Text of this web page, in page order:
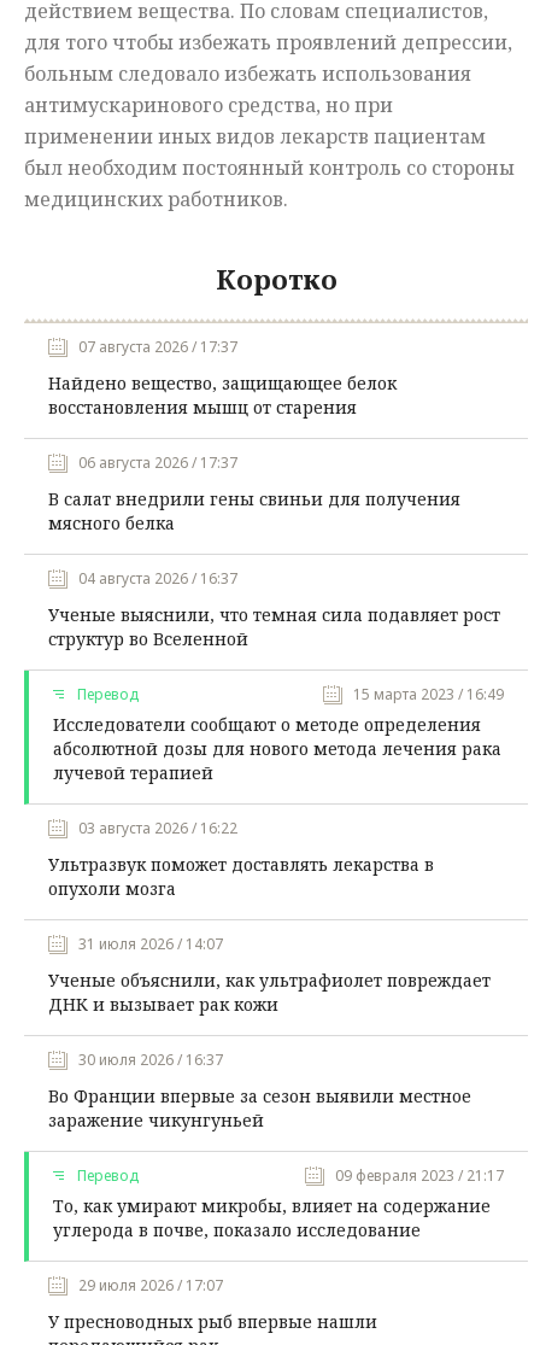
действием вещества. По словам специалистов,
для того чтобы избежать проявлений депрессии,
больным следовало избежать использования
антимускаринового средства, но при
применении иных видов лекарств пациентам
был необходим постоянный контроль со стороны
медицинских работников.
Коротко
07 августа 2026 / 17:37
Найдено вещество, защищающее белок
восстановления мышц от старения
06 августа 2026 / 17:37
В салат внедрили гены свиньи для получения
мясного белка
04 августа 2026 / 16:37
Ученые выяснили, что темная сила подавляет рост
структур во Вселенной
Перевод 15 марта 2023 / 16:49
Исследователи сообщают о методе определения
абсолютной дозы для нового метода лечения рака
лучевой терапией
03 августа 2026 / 16:22
Ультразвук поможет доставлять лекарства в
опухоли мозга
31 июля 2026 / 14:07
Ученые объяснили, как ультрафиолет повреждает
ДНК и вызывает рак кожи
30 июля 2026 / 16:37
Во Франции впервые за сезон выявили местное
заражение чикунгуньей
Перевод 09 февраля 2023 / 21:17
То, как умирают микробы, влияет на содержание
углерода в почве, показало исследование
29 июля 2026 / 17:07
У пресноводных рыб впервые нашли